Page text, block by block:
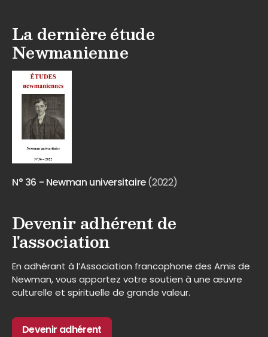
La dernière étude
Newmanienne
N° 36 - Newman universitaire(2022)
Devenir adhérent de
l'association
En adhérant à l’Association francophone des Amis de
Newman, vous apportez votre soutien à une œuvre
culturelle et spirituelle de grande valeur.
Devenir adhérent